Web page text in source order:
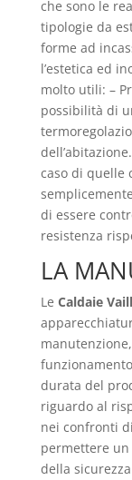
che sono le
tipologie da
forme ad
l’estetica ed
molto utili: –
possibilità di
caso di quelle
di essere
resistenza
LA
Le Caldaie
durata del
riguardo al
nei confronti
permettere un
della